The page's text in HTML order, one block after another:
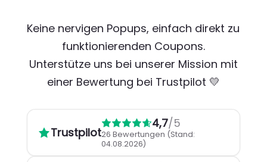
Keine nervigen Popups, einfach direkt zu
funktionierenden Coupons.
Unterstütze uns bei unserer Mission mit
einer Bewertung bei Trustpilot 💛
Trustpilot
4,7/5
26 Bewertungen (Stand:
04.08.2026)